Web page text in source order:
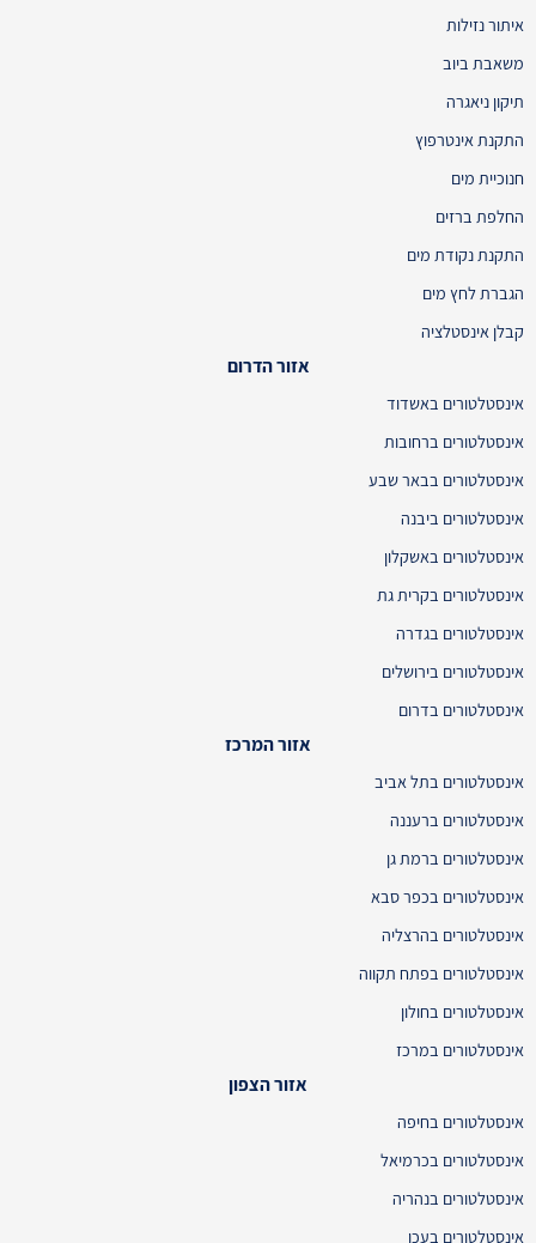
איתור נזילות
משאבת ביוב
תיקון ניאגרה
התקנת אינטרפוץ
חנוכיית מים
החלפת ברזים
התקנת נקודת מים
הגברת לחץ מים
קבלן אינסטלציה
אזור הדרום
אינסטלטורים באשדוד
אינסטלטורים ברחובות
אינסטלטורים בבאר שבע
אינסטלטורים ביבנה
אינסטלטורים באשקלון
אינסטלטורים בקרית גת
אינסטלטורים בגדרה
אינסטלטורים בירושלים
אינסטלטורים בדרום
אזור המרכז
אינסטלטורים בתל אביב
אינסטלטורים ברעננה
אינסטלטורים ברמת גן
אינסטלטורים בכפר סבא
אינסטלטורים בהרצליה
אינסטלטורים בפתח תקווה
אינסטלטורים בחולון
אינסטלטורים במרכז
אזור הצפון
אינסטלטורים בחיפה
אינסטלטורים בכרמיאל
אינסטלטורים בנהריה
אינסטלטורים בעכו